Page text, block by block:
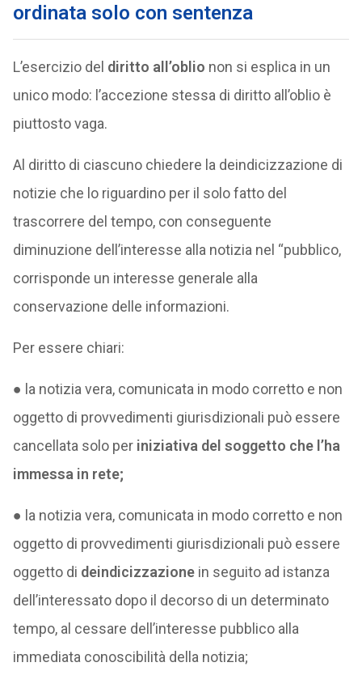
ordinata solo con sentenza
L’esercizio del diritto all’oblio non si esplica in un
unico modo: l’accezione stessa di diritto all’oblio è
piuttosto vaga.
Al diritto di ciascuno chiedere la deindicizzazione di
notizie che lo riguardino per il solo fatto del
trascorrere del tempo, con conseguente
diminuzione dell’interesse alla notizia nel “pubblico,
corrisponde un interesse generale alla
conservazione delle informazioni.
Per essere chiari:
● la notizia vera, comunicata in modo corretto e non
oggetto di provvedimenti giurisdizionali può essere
cancellata solo per iniziativa del soggetto che l’ha
immessa in rete;
● la notizia vera, comunicata in modo corretto e non
oggetto di provvedimenti giurisdizionali può essere
oggetto di deindicizzazionein seguito ad istanza
dell’interessato dopo il decorso di un determinato
tempo, al cessare dell’interesse pubblico alla
immediata conoscibilità della notizia;